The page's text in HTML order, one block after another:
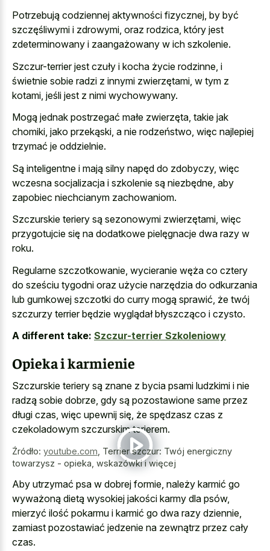
Potrzebują codziennej aktywności fizycznej, by być
szczęśliwymi i zdrowymi, oraz rodzica, który jest
zdeterminowany i zaangażowany w ich szkolenie.
Szczur-terrier jest czuły i kocha życie rodzinne, i
świetnie sobie radzi z innymi zwierzętami, w tym z
kotami, jeśli jest z nimi wychowywany.
Mogą jednak postrzegać małe zwierzęta, takie jak
chomiki, jako przekąski, a nie rodzeństwo, więc najlepiej
trzymać je oddzielnie.
Są inteligentne i mają silny napęd do zdobyczy, więc
wczesna socjalizacja i szkolenie są niezbędne, aby
zapobiec niechcianym zachowaniom.
Szczurskie teriery są sezonowymi zwierzętami, więc
przygotujcie się na dodatkowe pielęgnacje dwa razy w
roku.
Regularne szczotkowanie, wycieranie węża co cztery
do sześciu tygodni oraz użycie narzędzia do odkurzania
lub gumkowej szczotki do curry mogą sprawić, że twój
szczurzy terrier będzie wyglądał błyszcząco i czysto.
A different take: Szczur-terrier Szkoleniowy
Opieka i karmienie
Szczurskie teriery są znane z bycia psami ludzkimi i nie
radzą sobie dobrze, gdy są pozostawione same przez
długi czas, więc upewnij się, że spędzasz czas z
czekoladowym szczurskim terierem.
Źródło: youtube.com Terrier szczur: Twój energiczny
towarzysz - opieka, wskazówki i więcej
Aby utrzymać psa w dobrej formie, należy karmić go
wyważoną dietą wysokiej jakości karmy dla psów,
mierzyć ilość pokarmu i karmić go dwa razy dziennie,
zamiast pozostawiać jedzenie na zewnątrz przez cały
czas.